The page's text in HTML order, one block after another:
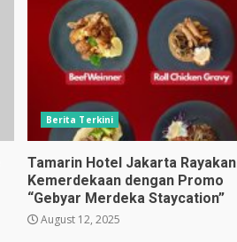
Berita Terkini
Tamarin Hotel Jakarta Rayakan
Kemerdekaan dengan Promo
“Gebyar Merdeka Staycation”
August 12, 2025